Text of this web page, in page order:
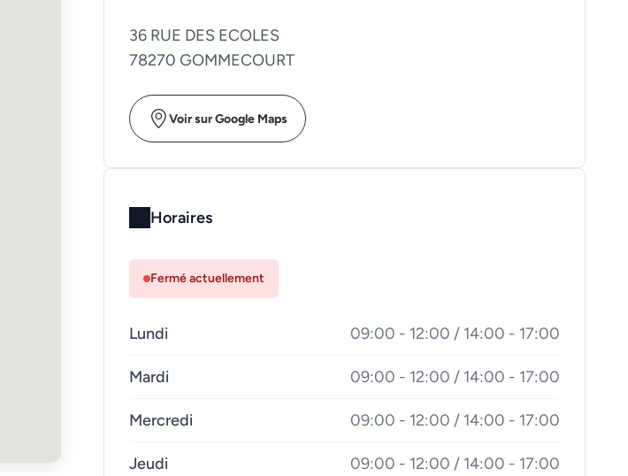
36 RUE DES ECOLES
78270 GOMMECOURT
Voir sur Google Maps
Horaires
Fermé actuellement
Lundi 09:00 - 12:00 / 14:00 - 17:00
Mardi 09:00 - 12:00 / 14:00 - 17:00
Mercredi 09:00 - 12:00 / 14:00 - 17:00
Jeudi 09:00 - 12:00 / 14:00 - 17:00